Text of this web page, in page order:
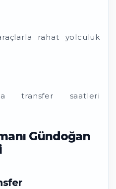
rahat yolculuk
transfer saatleri
Gündoğan